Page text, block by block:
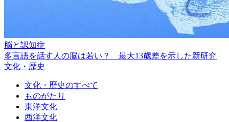
脳と認知症
多言語を話す人の脳は若い？ 最大13歳差を示した新研究
文化・歴史
文化・歴史のすべて
ものがたり
東洋文化
西洋文化